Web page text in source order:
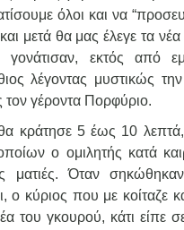
όλοι και να
μετά θα μας έλεγε τα
γονάτισαν, εκτός από
λέγοντας μυστικώς
γέροντα Πορφύριο.
κράτησε 5 έως 10
ο ομιλητής κατά
ματιές. Όταν
ο κύριος που με κοίταζε
του γκουρού, κάτι είπε